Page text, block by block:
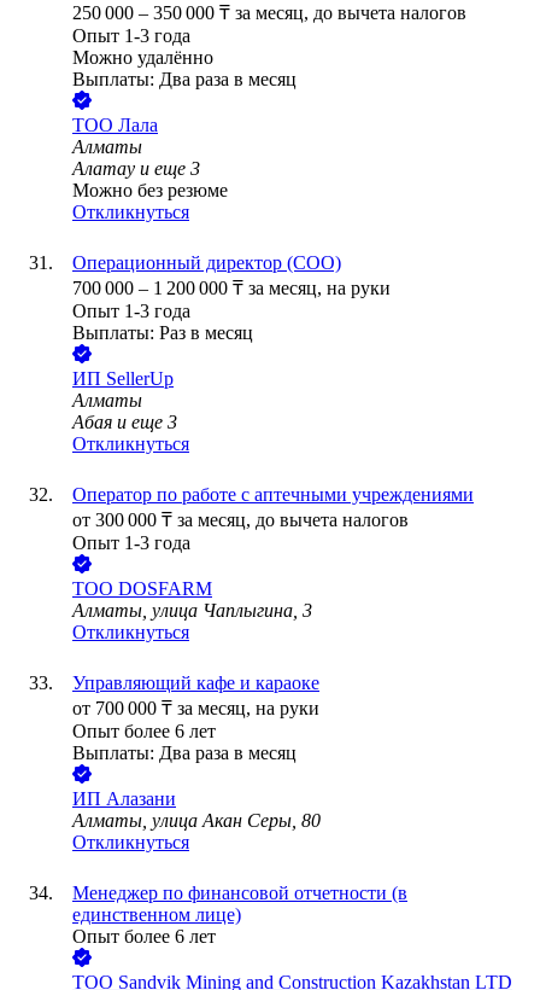
250 000 – 350 000 ₸ за месяц, до вычета налогов
Опыт 1-3 года
Можно удалённо
Выплаты: Два раза в месяц
ТОО Лала
Алматы
Алатау и еще 3
Можно без резюме
Откликнуться
Операционный директор (COO)
700 000 – 1 200 000 ₸ за месяц, на руки
Опыт 1-3 года
Выплаты: Раз в месяц
ИП SellerUp
Алматы
Абая и еще 3
Откликнуться
Оператор по работе с аптечными учреждениями
от 300 000 ₸ за месяц, до вычета налогов
Опыт 1-3 года
ТОО DOSFARM
Алматы, улица Чаплыгина, 3
Откликнуться
Управляющий кафе и караоке
от 700 000 ₸ за месяц, на руки
Опыт более 6 лет
Выплаты: Два раза в месяц
ИП Алазани
Алматы, улица Акан Серы, 80
Откликнуться
Менеджер по финансовой отчетности (в
единственном лице)
Опыт более 6 лет
ТОО Sandvik Mining and Construction Kazakhstan LTD